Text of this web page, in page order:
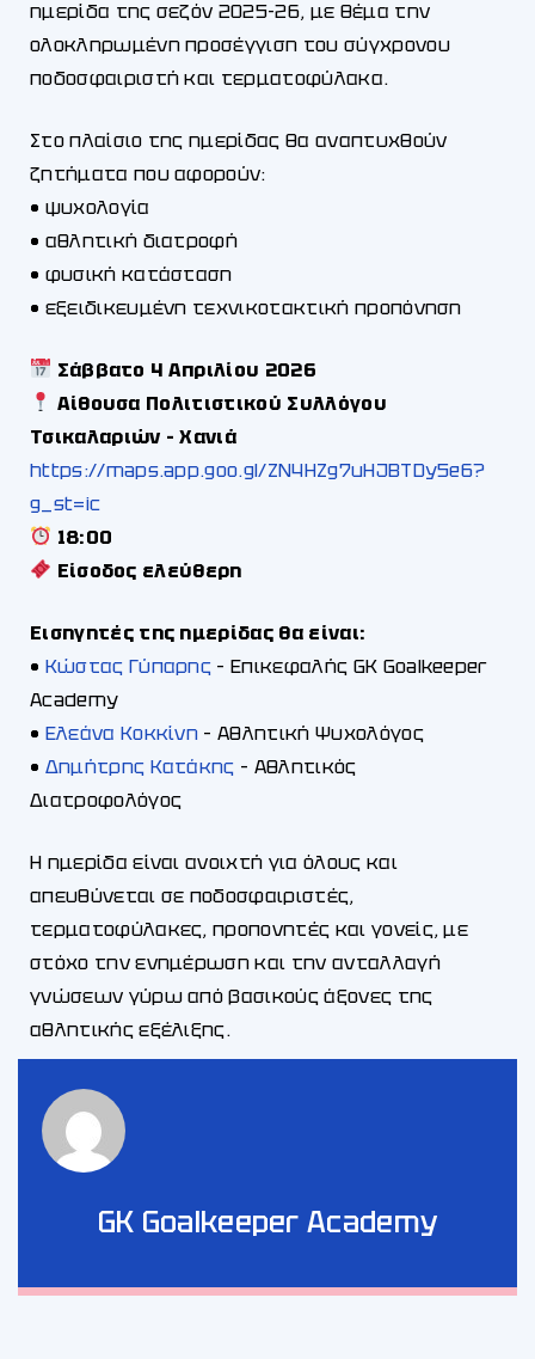
ημερίδα της σεζόν 2025-26, με θέμα την
ολοκληρωμένη προσέγγιση του σύγχρονου
ποδοσφαιριστή και τερματοφύλακα.
Στο πλαίσιο της ημερίδας θα αναπτυχθούν
ζητήματα που αφορούν:
• ψυχολογία
• αθλητική διατροφή
• φυσική κατάσταση
• εξειδικευμένη τεχνικοτακτική προπόνηση
Σάββατο 4 Απριλίου 2026
Αίθουσα Πολιτιστικού Συλλόγου
Τσικαλαριών – Χανιά
https://maps.app.goo.gl/ZN4HZg7uHJBTDy5e6?
g_st=ic
18:00
Είσοδος ελεύθερη
Εισηγητές της ημερίδας θα είναι:
• Κώστας Γύπαρης – Επικεφαλής GK Goalkeeper
Academy
• Ελεάνα Κοκκίνη – Αθλητική Ψυχολόγος
• Δημήτρης Κατάκης – Αθλητικός
Διατροφολόγος
Η ημερίδα είναι ανοιχτή για όλους και
απευθύνεται σε ποδοσφαιριστές,
τερματοφύλακες, προπονητές και γονείς, με
στόχο την ενημέρωση και την ανταλλαγή
γνώσεων γύρω από βασικούς άξονες της
αθλητικής εξέλιξης.
GK Goalkeeper Academy